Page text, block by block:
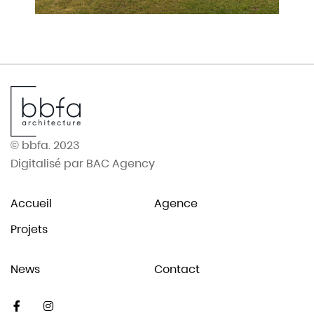
© bbfa. 2023
Digitalisé par BAC Agency
Accueil
Agence
Projets
News Contact